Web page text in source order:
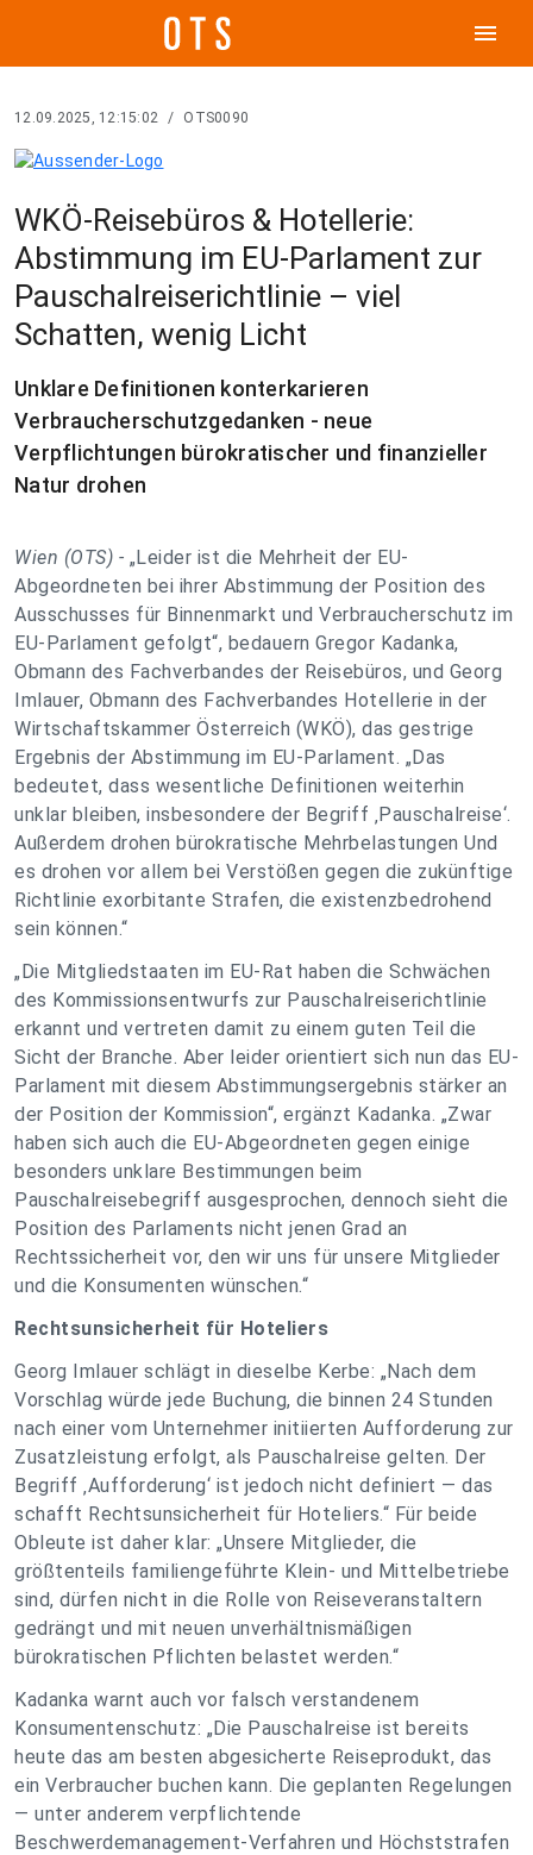
menu
12.09.2025, 12:15:02 / OTS0090
WKÖ-Reisebüros & Hotellerie:
Abstimmung im EU-Parlament zur
Pauschalreiserichtlinie – viel
Schatten, wenig Licht
Unklare Definitionen konterkarieren
Verbraucherschutzgedanken - neue
Verpflichtungen bürokratischer und finanzieller
Natur drohen
Wien (OTS) - „Leider ist die Mehrheit der EU-
Abgeordneten bei ihrer Abstimmung der Position des
Ausschusses für Binnenmarkt und Verbraucherschutz im
EU-Parlament gefolgt“, bedauern Gregor Kadanka,
Obmann des Fachverbandes der Reisebüros, und Georg
Imlauer, Obmann des Fachverbandes Hotellerie in der
Wirtschaftskammer Österreich (WKÖ), das gestrige
Ergebnis der Abstimmung im EU-Parlament. „Das
bedeutet, dass wesentliche Definitionen weiterhin
unklar bleiben, insbesondere der Begriff ‚Pauschalreise‘.
Außerdem drohen bürokratische Mehrbelastungen Und
es drohen vor allem bei Verstößen gegen die zukünftige
Richtlinie exorbitante Strafen, die existenzbedrohend
sein können.“
„Die Mitgliedstaaten im EU-Rat haben die Schwächen
des Kommissionsentwurfs zur Pauschalreiserichtlinie
erkannt und vertreten damit zu einem guten Teil die
Sicht der Branche. Aber leider orientiert sich nun das EU-
Parlament mit diesem Abstimmungsergebnis stärker an
der Position der Kommission“, ergänzt Kadanka. „Zwar
haben sich auch die EU-Abgeordneten gegen einige
besonders unklare Bestimmungen beim
Pauschalreisebegriff ausgesprochen, dennoch sieht die
Position des Parlaments nicht jenen Grad an
Rechtssicherheit vor, den wir uns für unsere Mitglieder
und die Konsumenten wünschen.“
Rechtsunsicherheit für Hoteliers
Georg Imlauer schlägt in dieselbe Kerbe: „Nach dem
Vorschlag würde jede Buchung, die binnen 24 Stunden
nach einer vom Unternehmer initiierten Aufforderung zur
Zusatzleistung erfolgt, als Pauschalreise gelten. Der
Begriff ‚Aufforderung‘ ist jedoch nicht definiert — das
schafft Rechtsunsicherheit für Hoteliers.“ Für beide
Obleute ist daher klar: „Unsere Mitglieder, die
größtenteils familiengeführte Klein- und Mittelbetriebe
sind, dürfen nicht in die Rolle von Reiseveranstaltern
gedrängt und mit neuen unverhältnismäßigen
bürokratischen Pflichten belastet werden.“
Kadanka warnt auch vor falsch verstandenem
Konsumentenschutz: „Die Pauschalreise ist bereits
heute das am besten abgesicherte Reiseprodukt, das
ein Verbraucher buchen kann. Die geplanten Regelungen
— unter anderem verpflichtende
Beschwerdemanagement-Verfahren und Höchststrafen